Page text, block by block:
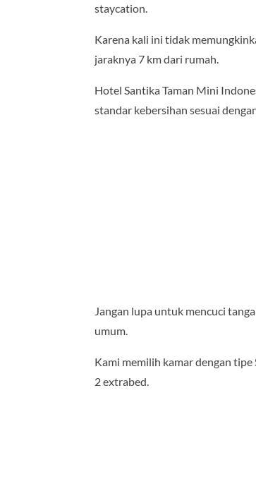
staycation.
Karena kali ini tidak
jaraknya 7 km dari rumah.
Hotel Santika Taman Mini
standar kebersihan sesuai
Jangan lupa untuk mencuci
umum.
Kami memilih kamar dengan
2 extrabed.